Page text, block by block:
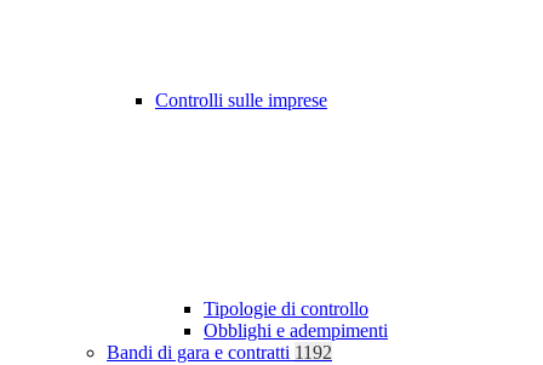
Controlli sulle imprese
Tipologie di controllo
Obblighi e adempimenti
Bandi di gara e contratti 1192